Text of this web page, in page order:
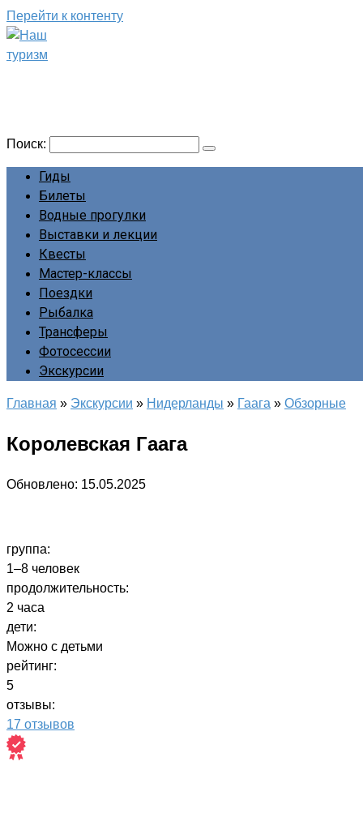
Перейти к контенту
Поиск:
Гиды
Билеты
Водные прогулки
Выставки и лекции
Квесты
Мастер-классы
Поездки
Рыбалка
Трансферы
Фотосессии
Экскурсии
Главная » Экскурсии » Нидерланды » Гаага » Обзорные
Королевская Гаага
Обновлено: 15.05.2025
группа:
1–8 человек
продолжительность:
2 часа
дети:
Можно с детьми
рейтинг:
5
отзывы:
17 отзывов